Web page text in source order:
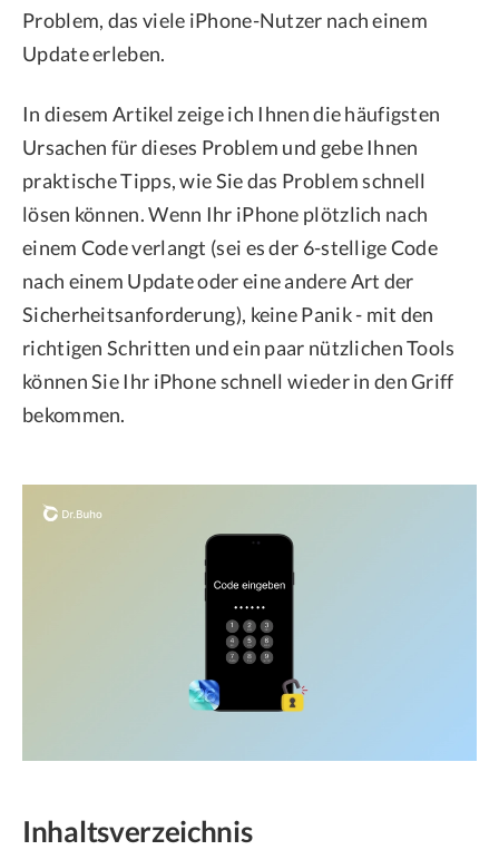
Problem, das viele iPhone-Nutzer nach einem
Update erleben.
In diesem Artikel zeige ich Ihnen die häufigsten
Ursachen für dieses Problem und gebe Ihnen
praktische Tipps, wie Sie das Problem schnell
lösen können. Wenn Ihr iPhone plötzlich nach
einem Code verlangt (sei es der 6-stellige Code
nach einem Update oder eine andere Art der
Sicherheitsanforderung), keine Panik - mit den
richtigen Schritten und ein paar nützlichen Tools
können Sie Ihr iPhone schnell wieder in den Griff
bekommen.
Inhaltsverzeichnis